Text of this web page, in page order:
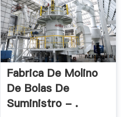
Fabrica De Molino
De Bolas De
Suministro - .